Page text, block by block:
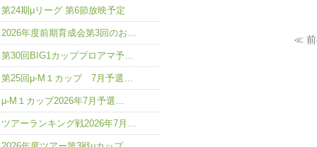
≪ 前
第24期μリーグ 第6節放映予定
2026年度前期育成会第3回のお…
第30回BIG1カッププロアマ予…
第25回μ-M１カップ 7月予選…
μ-M１カップ2026年7月予選…
ツアーランキング戦2026年7月…